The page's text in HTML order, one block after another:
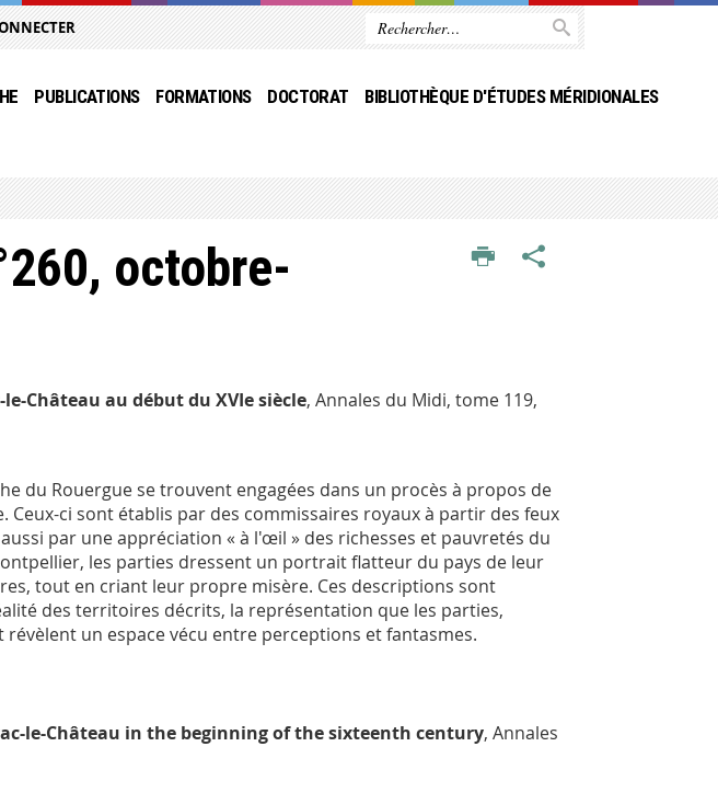
PUBLICATIONS FORMATIONS DOCTORAT BIBLIOTHÈQUE D'ÉTUDES MÉRIDIONALES
octobre-
Château au début du XVIe siècle, Annales du Midi, tome 119,
du Rouergue se trouvent engagées dans un procès à propos de
ci sont établis par des commissaires royaux à partir des feux
par une appréciation « à l'œil » des richesses et pauvretés du
les parties dressent un portrait flatteur du pays de leur
tout en criant leur propre misère. Ces descriptions sont
des territoires décrits, la représentation que les parties,
un espace vécu entre perceptions et fantasmes.
le-Château in the beginning of the sixteenth century, Annales